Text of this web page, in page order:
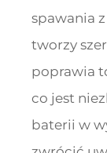
spawania
tworzy
poprawia
co jest
baterii w